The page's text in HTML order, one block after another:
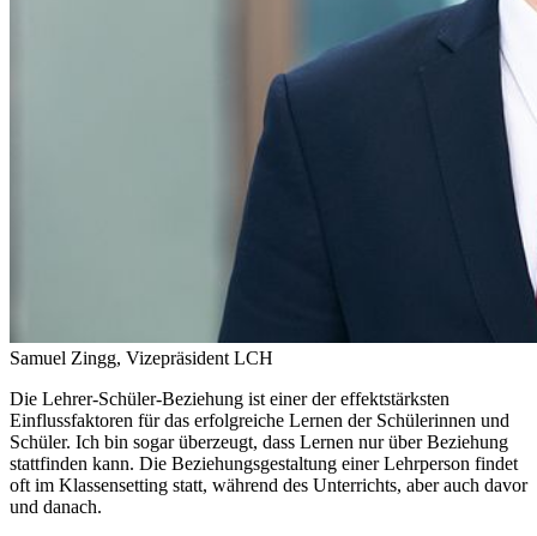
Samuel Zingg, Vizepräsident LCH
Die Lehrer-Schüler-Beziehung ist einer der effektstärksten
Einflussfaktoren für das erfolgreiche Lernen der Schülerinnen und
Schüler. Ich bin sogar überzeugt, dass Lernen nur über Beziehung
stattfinden kann. Die Beziehungsgestaltung einer Lehrperson findet
oft im Klassensetting statt, während des Unterrichts, aber auch davor
und danach.